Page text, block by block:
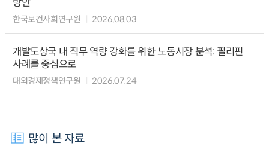
방안
한국보건사회연구원 2026.08.03
개발도상국 내 직무 역량 강화를 위한 노동시장 분석: 필리핀
사례를 중심으로
대외경제정책연구원 2026.07.24
많이 본 자료